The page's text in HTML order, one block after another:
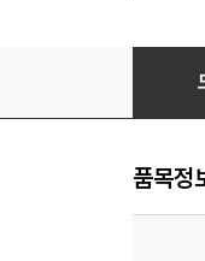
小さい
품목정